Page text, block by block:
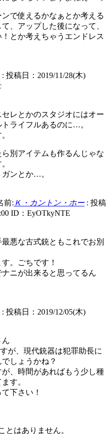
で使えるかなぁとか考える
、アップした後になって、
とか考えちゃうエンドレス
: 投稿日：2019/11/28(木)
レとかのスタジオにはオー
ライフルあるのに…。
別アイテムも作るんじゃな
ンとか…。
前: Ｋ・カントン・ホー: 投稿
ID：EyOTkyNTE
悪な古式銃ともこれでお別
。ごちです！
ニが出来ると思ってるん
: 投稿日：2019/12/05(木)
ん
が、現代銃器は犯罪助長に
しょうかね？
が、時間があればもう少し種
す。
下さい！
とはありません。